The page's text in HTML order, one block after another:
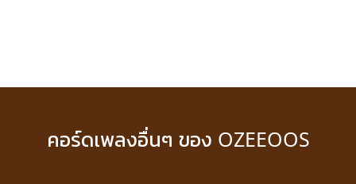
คอร์ดเพลงอื่นๆ ของ OZEEOOS